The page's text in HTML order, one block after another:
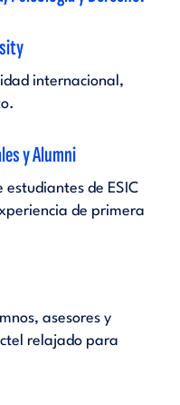
internacional,
y Alumni
estudiantes de ESIC
de primera
asesores y
relajado para